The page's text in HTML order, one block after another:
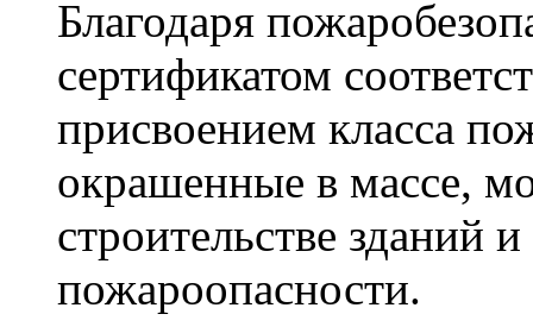
Благодаря
сертификатом
присвоением класса
окрашенные в массе,
строительстве зданий
пожароопасности.